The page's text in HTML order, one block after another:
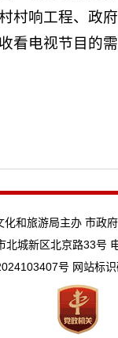
村响工程、政
看电视节目的
化和旅游局主办 市政
北城新区北京路33号
号 网站标